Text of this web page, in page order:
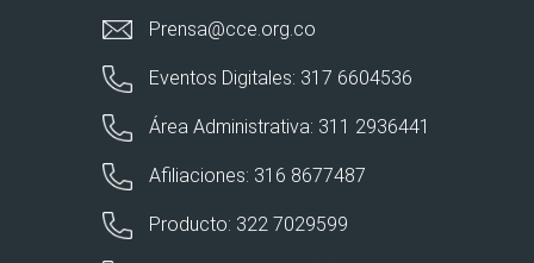
Prensa@cce.org.co
Eventos Digitales: 317 6604536
Área Administrativa: 311 2936441
Afiliaciones: 316 8677487
Producto: 322 7029599